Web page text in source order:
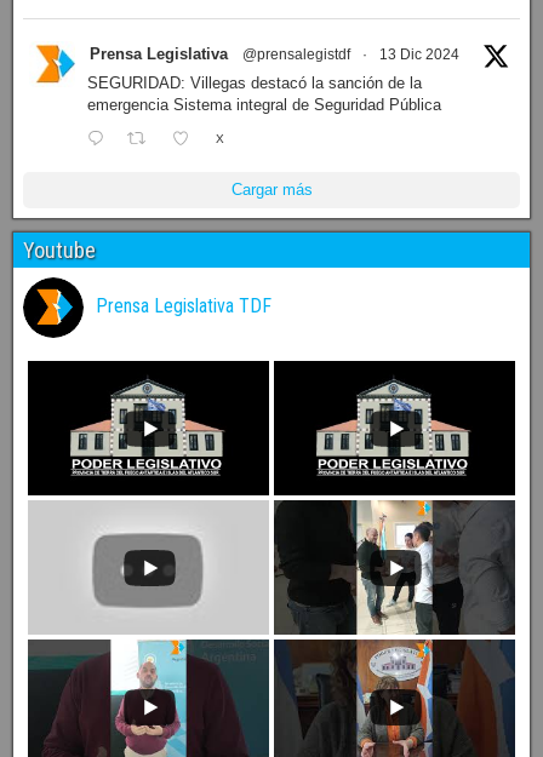
Prensa Legislativa @prensalegistdf · 13 Dic 2024
SEGURIDAD: Villegas destacó la sanción de la
emergencia Sistema integral de Seguridad Pública
X
Cargar más
Youtube
Prensa Legislativa TDF